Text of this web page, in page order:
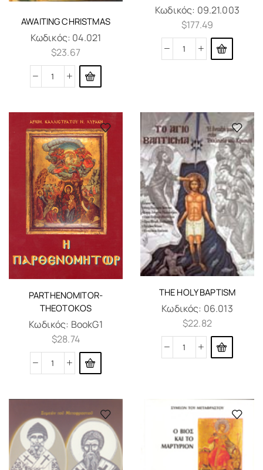
AWAITING CHRISTMAS
Κωδικός: 04.021
$23.67
Κωδικός: 09.21.003
$177.49
PARTHENOMITOR-
THEOTOKOS
Κωδικός: BookG1
$28.74
THE HOLY BAPTISM
Κωδικός: 06.013
$22.82